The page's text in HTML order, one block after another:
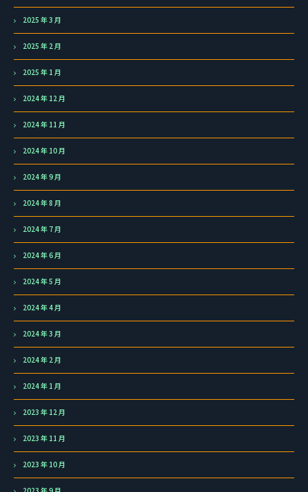
2025 年 3 月
2025 年 2 月
2025 年 1 月
2024 年 12 月
2024 年 11 月
2024 年 10 月
2024 年 9 月
2024 年 8 月
2024 年 7 月
2024 年 6 月
2024 年 5 月
2024 年 4 月
2024 年 3 月
2024 年 2 月
2024 年 1 月
2023 年 12 月
2023 年 11 月
2023 年 10 月